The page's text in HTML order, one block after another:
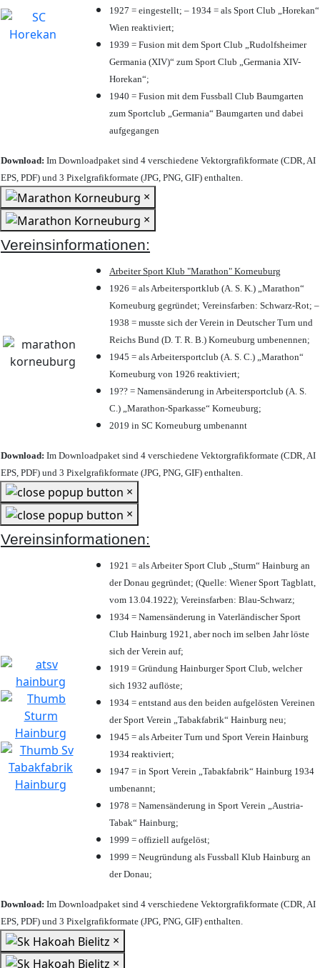
1927 = eingestellt; – 1934 = als Sport Club „Horekan“
Wien reaktiviert;
1939 = Fusion mit dem Sport Club „Rudolfsheimer
Germania (XIV)“ zum Sport Club „Germania XIV-
Horekan“;
1940 = Fusion mit dem Fussball Club Baumgarten
zum Sportclub „Germania“ Baumgarten und dabei
aufgegangen
Download: Im Downloadpaket sind 4 verschiedene Vektorgrafikformate (CDR, AI
EPS, PDF) und 3 Pixelgrafikformate (JPG, PNG, GIF) enthalten.
×
×
Vereinsinformationen:
Arbeiter Sport Klub "Marathon" Korneuburg
1926 = als Arbeitersportklub (A. S. K.) „Marathon“
Korneuburg gegründet; Vereinsfarben: Schwarz-Rot; –
1938 = musste sich der Verein in Deutscher Turn und
Reichs Bund (D. T. R. B.) Korneuburg umbenennen;
1945 = als Arbeitersportclub (A. S. C.) „Marathon“
Korneuburg von 1926 reaktiviert;
19?? = Namensänderung in Arbeitersportclub (A. S.
C.) „Marathon-Sparkasse“ Korneuburg;
2019 in SC Korneuburg umbenannt
Download: Im Downloadpaket sind 4 verschiedene Vektorgrafikformate (CDR, AI
EPS, PDF) und 3 Pixelgrafikformate (JPG, PNG, GIF) enthalten.
×
×
Vereinsinformationen:
1921 = als Arbeiter Sport Club „Sturm“ Hainburg an
der Donau gegründet; (Quelle: Wiener Sport Tagblatt,
vom 13.04.1922); Vereinsfarben: Blau-Schwarz;
1934 = Namensänderung in Vaterländischer Sport
Club Hainburg 1921, aber noch im selben Jahr löste
sich der Verein auf;
1919 = Gründung Hainburger Sport Club, welcher
sich 1932 auflöste;
1934 = entstand aus den beiden aufgelösten Vereinen
der Sport Verein „Tabakfabrik“ Hainburg neu;
1945 = als Arbeiter Turn und Sport Verein Hainburg
1934 reaktiviert;
1947 = in Sport Verein „Tabakfabrik“ Hainburg 1934
umbenannt;
1978 = Namensänderung in Sport Verein „Austria-
Tabak“ Hainburg;
1999 = offiziell aufgelöst;
1999 = Neugründung als Fussball Klub Hainburg an
der Donau;
Download: Im Downloadpaket sind 4 verschiedene Vektorgrafikformate (CDR, AI
EPS, PDF) und 3 Pixelgrafikformate (JPG, PNG, GIF) enthalten.
×
×